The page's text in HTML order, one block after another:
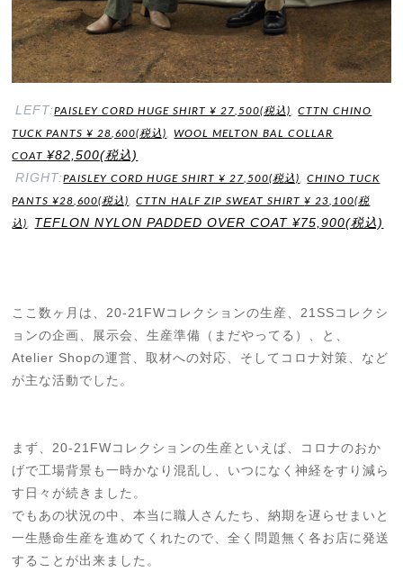
LEFT:PAISLEY CORD HUGE SHIRT ¥ 27,500(税込),CTTN CHINO
TUCK PANTS ¥ 28,600(税込),WOOL MELTON BAL COLLAR
COAT¥82,500(税込)
RIGHT:PAISLEY CORD HUGE SHIRT ¥ 27,500(税込),CHINO TUCK
PANTS ¥28,600(税込),CTTN HALF ZIP SWEAT SHIRT¥ 23,100(税
込), TEFLON NYLON PADDED OVER COAT ¥75,900(税込)
ここ数ヶ月は、20-21FWコレクションの生産、21SSコレクシ
ョンの企画、展示会、生産準備（まだやってる）、と、
Atelier Shopの運営、取材への対応、そしてコロナ対策、など
が主な活動でした。
まず、20-21FWコレクションの生産といえば、コロナのおか
げで工場背景も一時かなり混乱し、いつになく神経をすり減ら
す日々が続きました。
でもあの状況の中、本当に職人さんたち、納期を遅らせまいと
一生懸命生産を進めてくれたので、全く問題無く各お店に発送
することが出来ました。